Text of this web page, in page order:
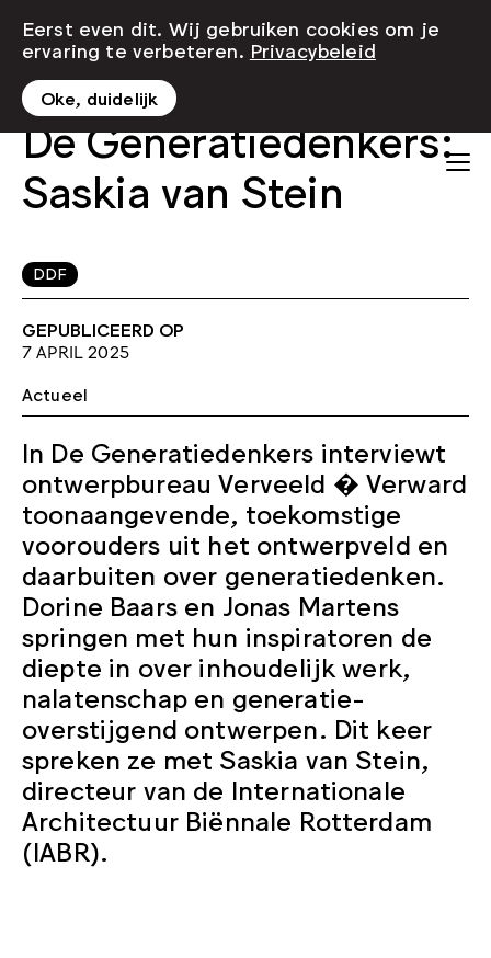
De Generatiedenkers:
Saskia van Stein
DDF
GEPUBLICEERD OP
7 APRIL 2025
Actueel
In De Generatiedenkers interviewt
ontwerpbureau Verveeld � Verward
toonaangevende, toekomstige
voorouders uit het ontwerpveld en
daarbuiten over generatiedenken.
Dorine Baars en Jonas Martens
springen met hun inspiratoren de
diepte in over inhoudelijk werk,
nalatenschap en generatie-
overstijgend ontwerpen. Dit keer
spreken ze met Saskia van Stein,
directeur van de Internationale
Architectuur Biënnale Rotterdam
(IABR).
Eerst even dit. Wij gebruiken cookies om je
ervaring te verbeteren. Privacybeleid
Oke, duidelijk